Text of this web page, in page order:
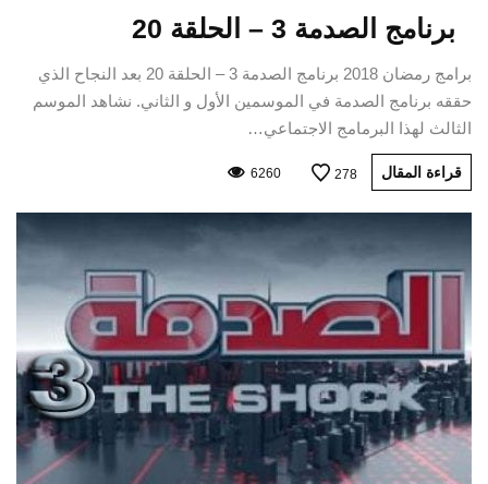
برنامج الصدمة 3 – الحلقة 20
برامج رمضان 2018 برنامج الصدمة 3 – الحلقة 20 بعد النجاح الذي
حققه برنامج الصدمة في الموسمين الأول و الثاني. نشاهد الموسم
الثالث لهذا البرمامج الاجتماعي…
قراءة المقال 278
6260